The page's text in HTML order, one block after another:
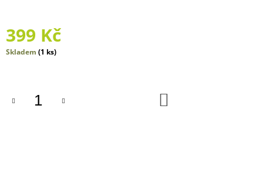
399 Kč
Měrná
Skladem (1 ks)
E
CVRČEK